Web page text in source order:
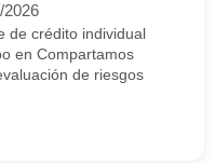
2026
de crédito individual
en Compartamos
de riesgos